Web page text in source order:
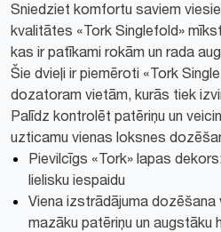
Sniedziet komfortu saviem
kvalitātes «Tork Singlefold»
kas ir patīkami rokām un rada
Šie dvieļi ir piemēroti «Tork
dozatoram vietām, kurās tiek
Palīdz kontrolēt patēriņu un
uzticamu vienas loksnes
Pievilcīgs «Tork» lapas
lielisku iespaidu
Viena izstrādājuma dozēšana
mazāku patēriņu un augstāku